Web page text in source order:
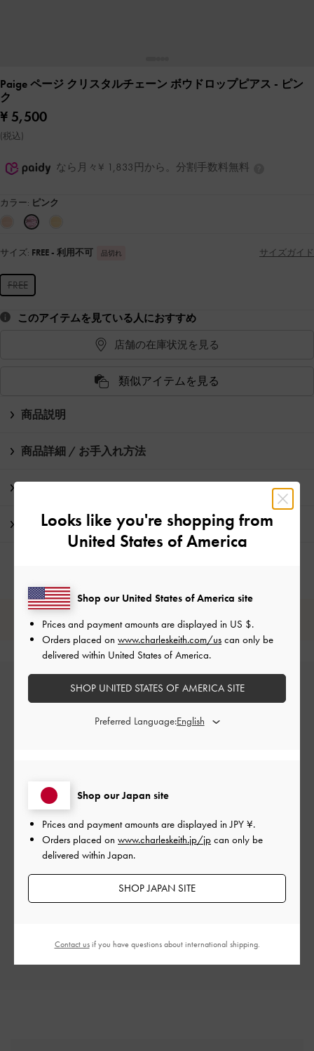
Paige ページ クリスタルチェーン ボウドロップピアス - ピン
ク
¥ 5,500
(税込)
なら月々¥ 1,833円から。分割手数料無料
カラー: ピンク
サイズ: FREE - 利用不可 品切れ サイズガイド
FREE
このアイテムを見ている人におすすめ
店舗の在庫状況を見る
類似アイテムを見る
商品説明
商品詳細 / お手入れ方法
配送 & 返品
レビューは購入した方のみ投稿ができます。
ご感想をお聞かせください
Let us know what you think
Looks like you're shopping from
United States of America
Shop our Japan site
Prices and payment amounts are displayed inJPY ¥.
Orders placed on www.charleskeith.jp/jp can only be
delivered within Japan.
SHOP JAPAN SITE
Shop our United States of America site
Prices and payment amounts are displayed in US $.
Orders placed on www.charleskeith.com/us can only be
delivered within United States of America.
SHOP UNITED STATES OF AMERICA SITE
Preferred Language:
Contact usif you have questions about international shipping.